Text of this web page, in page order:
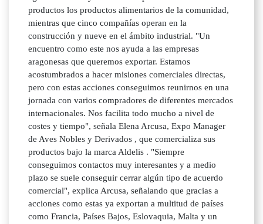
productos los productos alimentarios de la comunidad,
mientras que cinco compañías operan en la
construcción y nueve en el ámbito industrial. "Un
encuentro como este nos ayuda a las empresas
aragonesas que queremos exportar. Estamos
acostumbrados a hacer misiones comerciales directas,
pero con estas acciones conseguimos reunirnos en una
jornada con varios compradores de diferentes mercados
internacionales. Nos facilita todo mucho a nivel de
costes y tiempo", señala Elena Arcusa, Expo Manager
de Aves Nobles y Derivados , que comercializa sus
productos bajo la marca Aldelis . "Siempre
conseguimos contactos muy interesantes y a medio
plazo se suele conseguir cerrar algún tipo de acuerdo
comercial", explica Arcusa, señalando que gracias a
acciones como estas ya exportan a multitud de países
como Francia, Países Bajos, Eslovaquia, Malta y un